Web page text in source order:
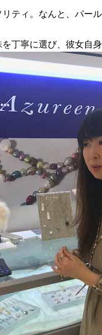
ティ。なんと、パー
丁寧に選び、彼女自